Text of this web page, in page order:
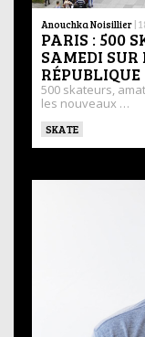
Anouchka Noisillier |
PARIS : 500
SAMEDI
RÉPUBLIQUE
500 skateurs,
les nouveaux …
SKATE